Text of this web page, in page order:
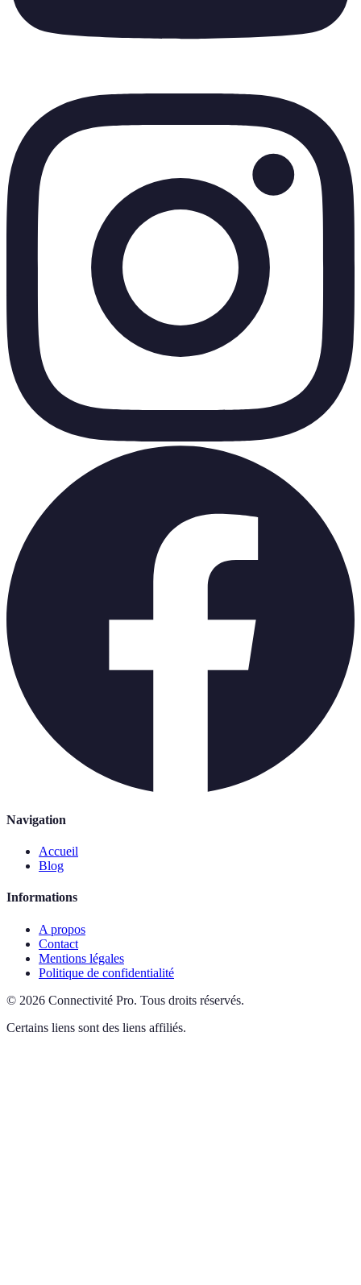
Navigation
Accueil
Blog
Informations
A propos
Contact
Mentions légales
Politique de confidentialité
© 2026 Connectivité Pro. Tous droits réservés.
Certains liens sont des liens affiliés.